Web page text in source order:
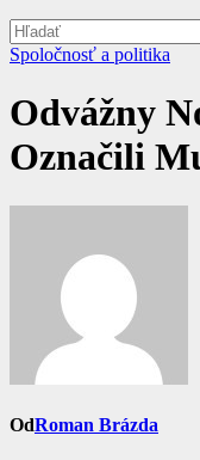
Spoločnosť a politika
Odvážny
Označili
OdRoman Brázda